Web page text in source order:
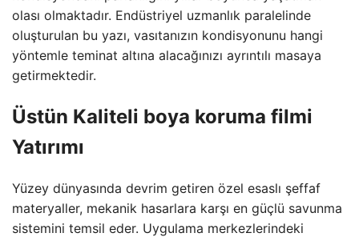
olası olmaktadır. Endüstriyel uzmanlık paralelinde
oluşturulan bu yazı, vasıtanızın kondisyonunu hangi
yöntemle teminat altına alacağınızı ayrıntılı masaya
getirmektedir.
Üstün Kaliteli boya koruma filmi
Yatırımı
Yüzey dünyasında devrim getiren özel esaslı şeffaf
materyaller, mekanik hasarlara karşı en güçlü savunma
sistemini temsil eder. Uygulama merkezlerindeki